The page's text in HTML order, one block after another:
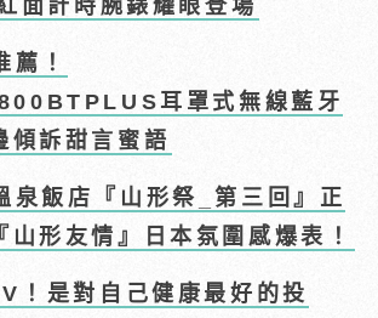
面計時腕錶耀眼登場
薦！
耳罩式無線藍牙
傾訴甜言蜜語
泉飯店『山形祭_第三回』正
山形友情』日本氛圍感爆表！
！是對自己健康最好的投